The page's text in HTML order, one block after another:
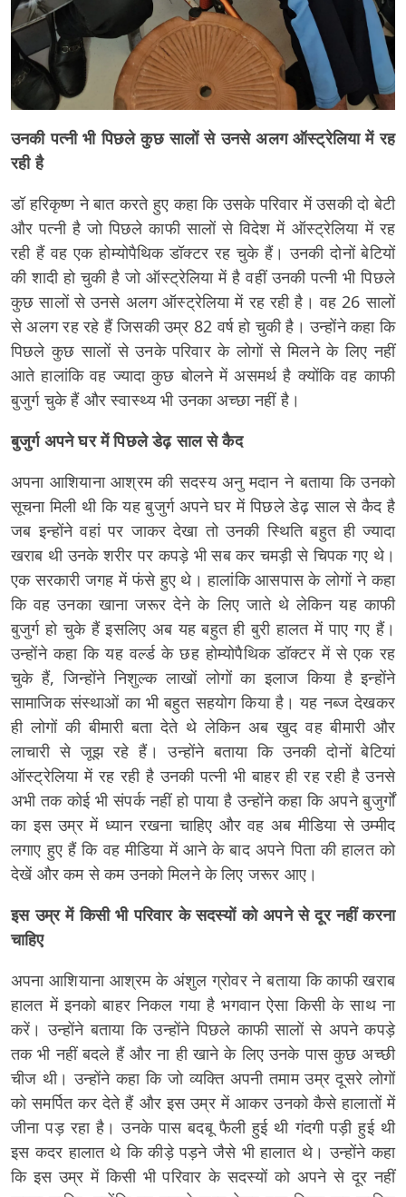
उनकी पत्नी भी पिछले कुछ सालों से उनसे अलग ऑस्ट्रेलिया में रह
रही है
डॉ हरिकृष्ण ने बात करते हुए कहा कि उसके परिवार में उसकी दो बेटी
और पत्नी है जो पिछले काफी सालों से विदेश में ऑस्ट्रेलिया में रह
रही हैं वह एक होम्योपैथिक डॉक्टर रह चुके हैं। उनकी दोनों बेटियों
की शादी हो चुकी है जो ऑस्ट्रेलिया में है वहीं उनकी पत्नी भी पिछले
कुछ सालों से उनसे अलग ऑस्ट्रेलिया में रह रही है। वह 26 सालों
से अलग रह रहे हैं जिसकी उम्र 82 वर्ष हो चुकी है। उन्होंने कहा कि
पिछले कुछ सालों से उनके परिवार के लोगों से मिलने के लिए नहीं
आते हालांकि वह ज्यादा कुछ बोलने में असमर्थ है क्योंकि वह काफी
बुजुर्ग चुके हैं और स्वास्थ्य भी उनका अच्छा नहीं है।
बुजुर्ग अपने घर में पिछले डेढ़ साल से कैद
अपना आशियाना आश्रम की सदस्य अनु मदान ने बताया कि उनको
सूचना मिली थी कि यह बुजुर्ग अपने घर में पिछले डेढ़ साल से कैद है
जब इन्होंने वहां पर जाकर देखा तो उनकी स्थिति बहुत ही ज्यादा
खराब थी उनके शरीर पर कपड़े भी सब कर चमड़ी से चिपक गए थे।
एक सरकारी जगह में फंसे हुए थे। हालांकि आसपास के लोगों ने कहा
कि वह उनका खाना जरूर देने के लिए जाते थे लेकिन यह काफी
बुजुर्ग हो चुके हैं इसलिए अब यह बहुत ही बुरी हालत में पाए गए हैं।
उन्होंने कहा कि यह वर्ल्ड के छह होम्योपैथिक डॉक्टर में से एक रह
चुके हैं, जिन्होंने निशुल्क लाखों लोगों का इलाज किया है इन्होंने
सामाजिक संस्थाओं का भी बहुत सहयोग किया है। यह नब्ज देखकर
ही लोगों की बीमारी बता देते थे लेकिन अब खुद वह बीमारी और
लाचारी से जूझ रहे हैं। उन्होंने बताया कि उनकी दोनों बेटियां
ऑस्ट्रेलिया में रह रही है उनकी पत्नी भी बाहर ही रह रही है उनसे
अभी तक कोई भी संपर्क नहीं हो पाया है उन्होंने कहा कि अपने बुजुर्गों
का इस उम्र में ध्यान रखना चाहिए और वह अब मीडिया से उम्मीद
लगाए हुए हैं कि वह मीडिया में आने के बाद अपने पिता की हालत को
देखें और कम से कम उनको मिलने के लिए जरूर आए।
इस उम्र में किसी भी परिवार के सदस्यों को अपने से दूर नहीं करना
चाहिए
अपना आशियाना आश्रम के अंशुल ग्रोवर ने बताया कि काफी खराब
हालत में इनको बाहर निकल गया है भगवान ऐसा किसी के साथ ना
करें। उन्होंने बताया कि उन्होंने पिछले काफी सालों से अपने कपड़े
तक भी नहीं बदले हैं और ना ही खाने के लिए उनके पास कुछ अच्छी
चीज थी। उन्होंने कहा कि जो व्यक्ति अपनी तमाम उम्र दूसरे लोगों
को समर्पित कर देते हैं और इस उम्र में आकर उनको कैसे हालातों में
जीना पड़ रहा है। उनके पास बदबू फैली हुई थी गंदगी पड़ी हुई थी
इस कदर हालात थे कि कीड़े पड़ने जैसे भी हालात थे। उन्होंने कहा
कि इस उम्र में किसी भी परिवार के सदस्यों को अपने से दूर नहीं